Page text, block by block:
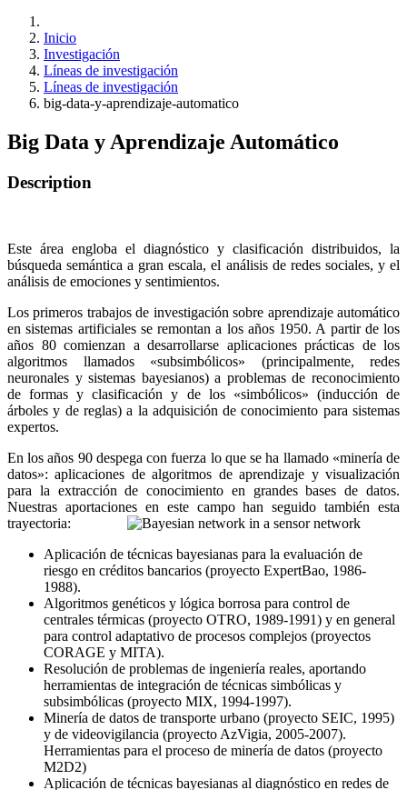
Inicio
Investigación
Líneas de investigación
Líneas de investigación
big-data-y-aprendizaje-automatico
Big Data y Aprendizaje Automático
Description
Este área engloba el diagnóstico y clasificación distribuidos, la
búsqueda semántica a gran escala, el análisis de redes sociales, y el
análisis de emociones y sentimientos.
Los primeros trabajos de investigación sobre aprendizaje automático
en sistemas artificiales se remontan a los años 1950. A partir de los
años 80 comienzan a desarrollarse aplicaciones prácticas de los
algoritmos llamados «subsimbólicos» (principalmente, redes
neuronales y sistemas bayesianos) a problemas de reconocimiento
de formas y clasificación y de los «simbólicos» (inducción de
árboles y de reglas) a la adquisición de conocimiento para sistemas
expertos.
En los años 90 despega con fuerza lo que se ha llamado «minería de
datos»: aplicaciones de algoritmos de aprendizaje y visualización
para la extracción de conocimiento en grandes bases de datos.
Nuestras aportaciones en este campo han seguido también esta
trayectoria:
Aplicación de técnicas bayesianas para la evaluación de
riesgo en créditos bancarios (proyecto ExpertBao, 1986-
1988).
Algoritmos genéticos y lógica borrosa para control de
centrales térmicas (proyecto OTRO, 1989-1991) y en general
para control adaptativo de procesos complejos (proyectos
CORAGE y MITA).
Resolución de problemas de ingeniería reales, aportando
herramientas de integración de técnicas simbólicas y
subsimbólicas (proyecto MIX, 1994-1997).
Minería de datos de transporte urbano (proyecto SEIC, 1995)
y de videovigilancia (proyecto AzVigia, 2005-2007).
Herramientas para el proceso de minería de datos (proyecto
M2D2)
Aplicación de técnicas bayesianas al diagnóstico en redes de